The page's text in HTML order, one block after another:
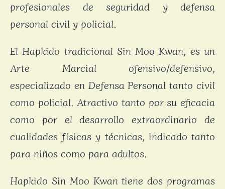
profesionales de seguridad y defensa
personal civil y policial.
El Hapkido tradicional Sin Moo Kwan, es un
Arte Marcial ofensivo/defensivo,
especializado en Defensa Personal tanto civil
como policial. Atractivo tanto por su eficacia
como por el desarrollo extraordinario de
cualidades físicas y técnicas, indicado tanto
para niños como para adultos.
Hapkido Sin Moo Kwan tiene dos programas